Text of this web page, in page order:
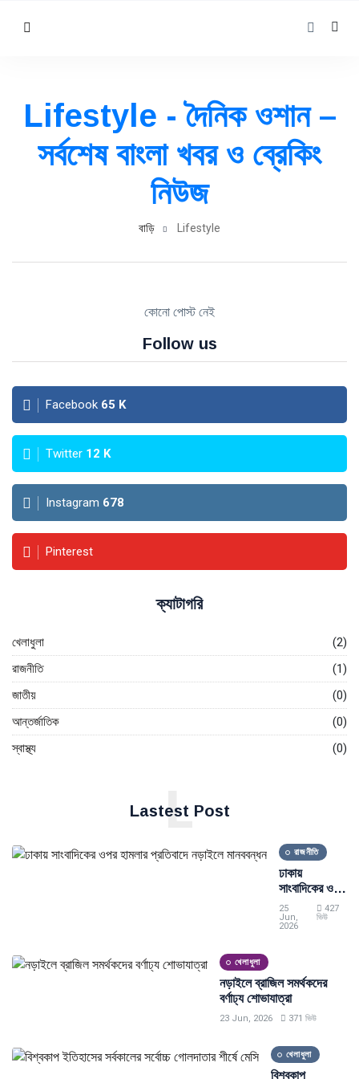
Lifestyle - দৈনিক ওশান –
সর্বশেষ বাংলা খবর ও ব্রেকিং
নিউজ
বাড়ি Lifestyle
কোনো পোস্ট নেই
Follow us
Facebook 65 K
Twitter 12 K
Instagram 678
Pinterest
ক্যাটাগরি
খেলাধুলা
(2)
রাজনীতি
(1)
জাতীয়
(0)
আন্তর্জাতিক
(0)
স্বাস্থ্য
(0)
Lastest Post
L
রাজনীতি
ঢাকায়
সাংবাদিকের ওপর
হামলার প্রতিবাদে
নড়াইলে
25
Jun,
2026
427
ভিউ
খেলাধুলা
নড়াইলে ব্রাজিল সমর্থকদের
বর্ণাঢ্য শোভাযাত্রা
23 Jun, 2026 371 ভিউ
খেলাধুলা
বিশ্বকাপ